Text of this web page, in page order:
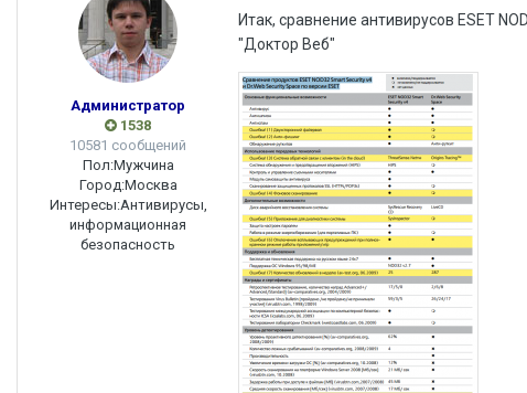
Администратор
1538
10581 сообщений
Пол:Мужчина
Город:Москва
Интересы:Антивирусы,
информационная
безопасность
Итак, сравнение антивирусов ESET
"Доктор Веб"